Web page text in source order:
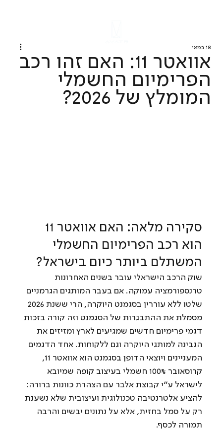
אוואטר 11: האם זהו רכב
הפרימיום החשמלי
המומלץ של 2026?
18 במאי
הוא רכב הפרימיום החשמלי
המשתלם ביותר כיום בישראל?
שוק הרכב הישראלי עובר בשנים האחרונות
טרנספורמציה עמוקה. אם בעבר המותגים הגרמניים
מסמלת את ההתבגרות של הסגמנט וזה קורה בזכות
דגמי פרימיום חדשים שמגיעים לארץ ומזיזים את
הגבינה למותגי היוקרה וגם ללקוחות. אחד הדגמים
המעניינים ויוצאי הדופן בסגמנט הוא אוואטר 11,
קרוסאובר 100% חשמלי בעיצוב קופה שמיובא
לישראל ע״י קבוצת אלבר עם הצהרת כוונות ברורה:
להציע אלטרנטיבה טכנולוגית ועיצובית שלא נשענת
רק על סמל בחזית, אלא על נתונים יבשים והרבה
תמורה לכסף.